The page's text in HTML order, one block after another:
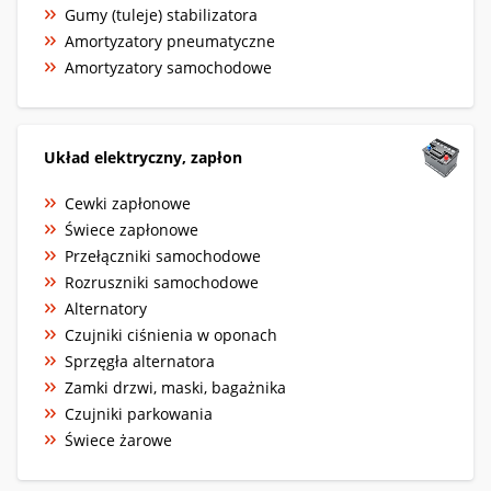
Gumy (tuleje) stabilizatora
Amortyzatory pneumatyczne
Amortyzatory samochodowe
Układ elektryczny, zapłon
Cewki zapłonowe
Świece zapłonowe
Przełączniki samochodowe
Rozruszniki samochodowe
Alternatory
Czujniki ciśnienia w oponach
Sprzęgła alternatora
Zamki drzwi, maski, bagażnika
Czujniki parkowania
Świece żarowe